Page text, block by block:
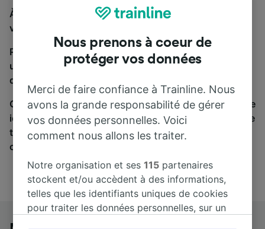
À la recherche d'un bus de Mannheim Hbf à Trento,
vous êtes au bon endroit.
Pour trouver des billets de bus, lancez simplement
une recherche ci-dessus. Nous comparons les temps
de trajets et les prix des voyages, en train et en bus.
Qu’importe votre destination, votre voyage commence
ici. Nous collaborons avec plus de 170 compagnies de
train et de bus. Consultez et achetez vos billets sur
cette page.
Nous prenons à coeur de
protéger vos données
Merci de faire confiance à Trainline. Nous
avons la grande responsabilité de gérer
vos données personnelles. Voici
comment nous allons les traiter.
Notre organisation et ses115 partenaires
stockent et/ou accèdent à des informations,
telles que les identifiants uniques de cookies
pour traiter les données personnelles, sur un